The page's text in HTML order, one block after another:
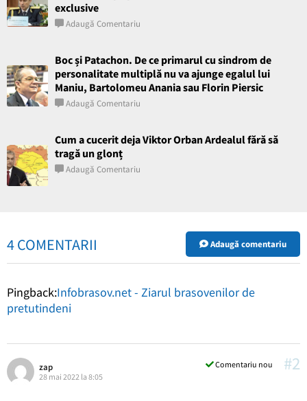
exclusive
Adaugă Comentariu
Boc și Patachon. De ce primarul cu sindrom de
personalitate multiplă nu va ajunge egalul lui
Maniu, Bartolomeu Anania sau Florin Piersic
Adaugă Comentariu
Cum a cucerit deja Viktor Orban Ardealul fără să
tragă un glonț
Adaugă Comentariu
4 COMENTARII Adaugă comentariu
Pingback:Infobrasov.net - Ziarul brasovenilor de
pretutindeni
#2
Comentariu nou
zap
28 mai 2022 la 8:05